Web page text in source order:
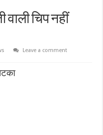
चिप नहीं
Leave a comment